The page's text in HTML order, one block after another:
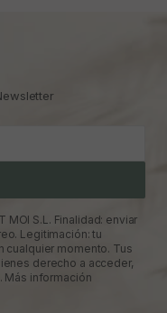
MOI S.L. Finalidad: enviar
Legitimación: tu
cualquier momento. Tus
derecho a acceder,
Más información